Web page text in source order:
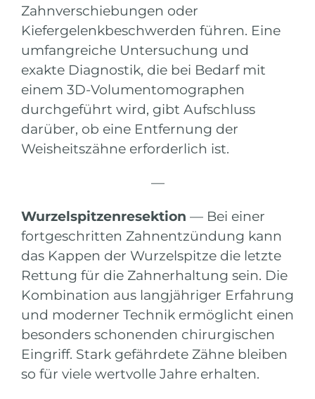
Zahnverschiebungen oder
Kiefergelenkbeschwerden führen. Eine
umfangreiche Untersuchung und
exakte Diagnostik, die bei Bedarf mit
einem 3D-Volumentomographen
durchgeführt wird, gibt Aufschluss
darüber, ob eine Entfernung der
Weisheitszähne erforderlich ist.
—
Wurzelspitzenresektion — Bei einer
fortgeschritten Zahnentzündung kann
das Kappen der Wurzelspitze die letzte
Rettung für die Zahnerhaltung sein. Die
Kombination aus langjähriger Erfahrung
und moderner Technik ermöglicht einen
besonders schonenden chirurgischen
Eingriff. Stark gefährdete Zähne bleiben
so für viele wertvolle Jahre erhalten.